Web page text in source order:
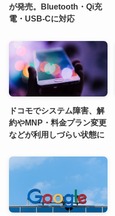
が発売。Bluetooth・Qi充
電・USB-Cに対応
ドコモでシステム障害、解
約やMNP・料金プラン変更
などが利用しづらい状態に